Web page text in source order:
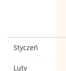
Styczeń
Luty